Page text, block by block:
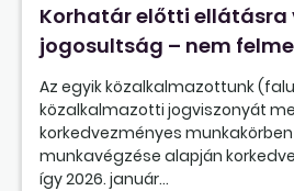
Korhatár előtti ellátásra
jogosultság – nem
Az egyik közalkalmazottunk
közalkalmazotti jogviszonyát
korkedvezményes
munkavégzése alapján
így 2026. január...